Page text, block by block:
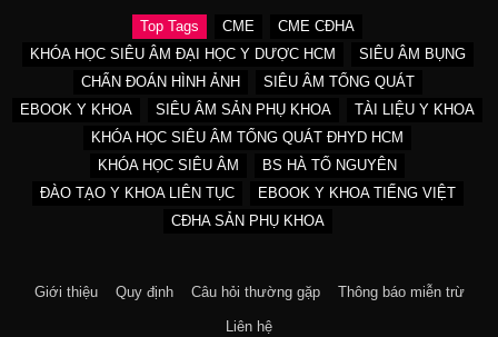
Top Tags CME
CME CĐHA
KHÓA HỌC SIÊU ÂM ĐẠI HỌC Y DƯỢC HCM
SIÊU ÂM BỤNG
CHẨN ĐOÁN HÌNH ẢNH
SIÊU ÂM TỔNG QUÁT
EBOOK Y KHOA
SIÊU ÂM SẢN PHỤ KHOA
TÀI LIỆU Y KHOA
KHÓA HỌC SIÊU ÂM TỔNG QUÁT ĐHYD HCM
KHÓA HỌC SIÊU ÂM
BS HÀ TỐ NGUYÊN
ĐÀO TẠO Y KHOA LIÊN TỤC
EBOOK Y KHOA TIẾNG VIỆT
CĐHA SẢN PHỤ KHOA
Giới thiệu Quy định Câu hỏi thường gặp Thông báo miễn trừ
Liên hệ